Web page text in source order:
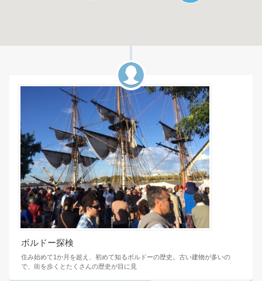
ボルドー探検
住み始めて1か月を超え、初めて知るボルドーの歴史。古い建物が多いの
で、街を歩くとたくさんの歴史が目に見